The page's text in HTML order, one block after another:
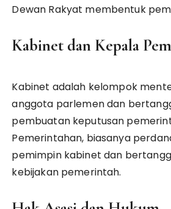
Dewan Rakyat membentuk
Kabinet dan Kepala
Kabinet adalah kelompok
anggota parlemen dan
pembuatan keputusan
Pemerintahan, biasanya
pemimpin kabinet dan
kebijakan pemerintah.